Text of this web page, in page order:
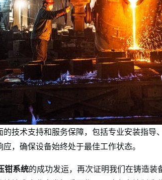
技术支持和服务保障，包括专业安装指导
，确保设备始终处于最佳工作状态。
钳系统的成功发运，再次证明我们在铸造